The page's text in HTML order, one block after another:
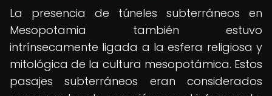
La presencia de túneles subterráneos en
Mesopotamia también estuvo
intrínsecamente ligada a la esfera religiosa y
mitológica de la cultura mesopotámica. Estos
pasajes subterráneos eran considerados